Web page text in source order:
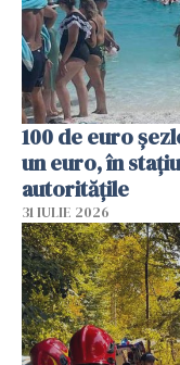
100 de euro
un euro, în
autoritățile
31 IULIE 2026